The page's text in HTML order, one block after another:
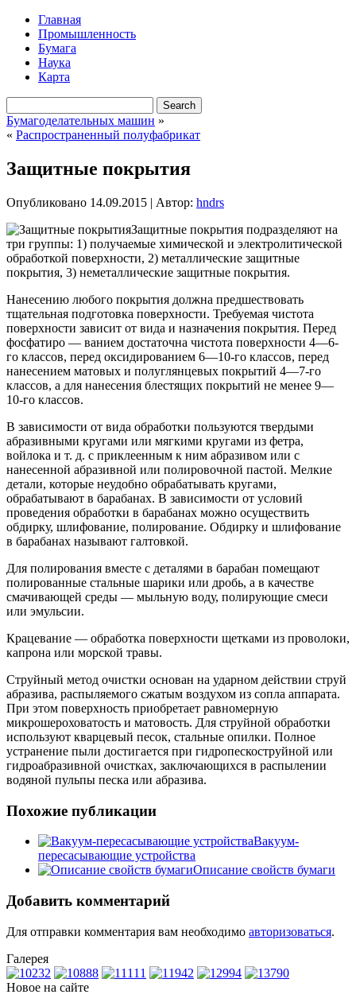
Главная
Промышленность
Бумага
Наука
Карта
Бумагоделательных машин »
« Распространенный полуфабрикат
Защитные покрытия
Опубликовано 14.09.2015 | Автор: hndrs
Защитные покрытия подразделяют на
три группы: 1) получаемые химической и электролитической
обработкой поверхности, 2) металлические защитные
покрытия, 3) неметаллические защитные покрытия.
Нанесению любого покрытия должна предшествовать
тщательная подготовка поверхности. Требуемая чистота
поверхности зависит от вида и назначения покрытия. Перед
фосфатиро — ванием достаточна чистота поверхности 4—6-
го классов, перед оксидированием 6—10-го классов, перед
нанесением матовых и полуглянцевых покрытий 4—7-го
классов, а для нанесения блестящих покрытий не менее 9—
10-го классов.
В зависимости от вида обработки пользуются твердыми
абразивными кругами или мягкими кругами из фетра,
войлока и т. д. с приклеенным к ним абразивом или с
нанесенной абразивной или полировочной пастой. Мелкие
детали, которые неудобно обрабатывать кругами,
обрабатывают в барабанах. В зависимости от условий
проведения обработки в барабанах можно осуществить
обдирку, шлифование, полирование. Обдирку и шлифование
в барабанах называют галтовкой.
Для полирования вместе с деталями в барабан помещают
полированные стальные шарики или дробь, а в качестве
смачивающей среды — мыльную воду, полирующие смеси
или эмульсии.
Крацевание — обработка поверхности щетками из проволоки,
капрона или морской травы.
Струйный метод очистки основан на ударном действии струй
абразива, распыляемого сжатым воздухом из сопла аппарата.
При этом поверхность приобретает равномерную
микрошероховатость и матовость. Для струйной обработки
используют кварцевый песок, стальные опилки. Полное
устранение пыли достигается при гидропескоструйной или
гидроабразивной очистках, заключающихся в распылении
водяной пульпы песка или абразива.
Похожие публикации
Вакуум-
пересасывающие устройства
Описание свойств бумаги
Добавить комментарий
Для отправки комментария вам необходимо авторизоваться.
Галерея
Новое на сайте